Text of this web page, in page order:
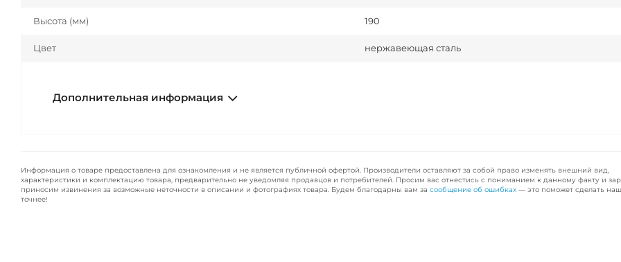
Высота (мм) 190
Цвет нержавеющая сталь
Дополнительная информация
Информация о товаре предоставлена для ознакомления и не является публичной офертой. Производители оставляют за собой право изменять внешний вид,
характеристики и комплектацию товара, предварительно не уведомляя продавцов и потребителей. Просим вас отнестись с пониманием к данному факту и
приносим извинения за возможные неточности в описании и фотографиях товара. Будем благодарны вам за сообщение об ошибках — это поможет сделать
точнее!